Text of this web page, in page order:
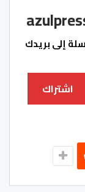
إلى بريدك
اشتراك